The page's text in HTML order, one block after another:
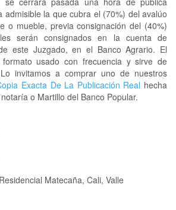
admisible la que cubra el (70%) del avalúo
o mueble, previa consignación del (40%)
serán consignados en la cuenta de
este Juzgado, en el Banco Agrario. El
usado con frecuencia y sirve de
invitamos a comprar uno de nuestros
Exacta De La Publicación Real hecha
o Martillo del Banco Popular.
Matecaña, Cali, Valle